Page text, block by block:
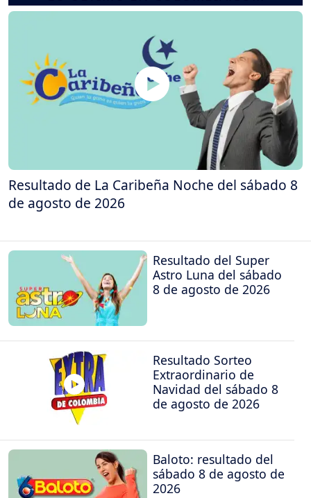
Resultado de La Caribeña Noche del sábado 8
de agosto de 2026
Resultado del Super
Astro Luna del sábado
8 de agosto de 2026
Resultado Sorteo
Extraordinario de
Navidad del sábado 8
de agosto de 2026
Baloto: resultado del
sábado 8 de agosto de
2026